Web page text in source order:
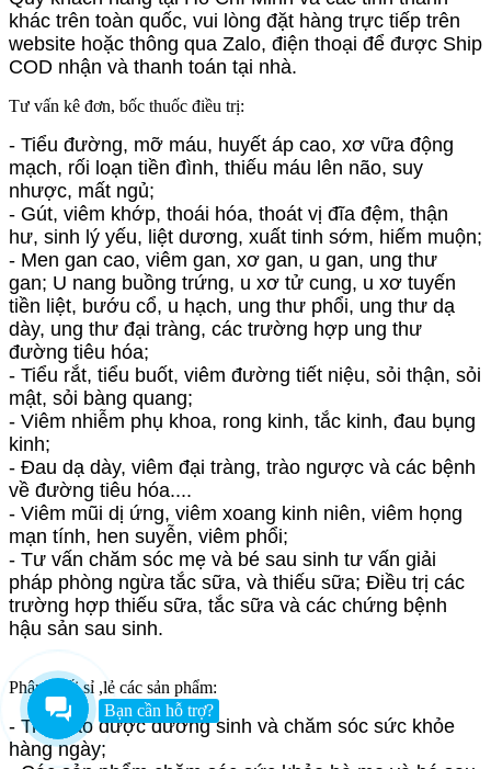
khác trên toàn quốc, vui lòng đặt hàng trực tiếp trên
website hoặc thông qua Zalo, điện thoại để được Ship
COD nhận và thanh toán tại nhà.
Tư vấn kê đơn, bốc thuốc điều trị:
- Tiểu đường, mỡ máu, huyết áp cao, xơ vữa động
mạch, rối loạn tiền đình, thiếu máu lên não, suy
nhược, mất ngủ;
- Gút, viêm khớp, thoái hóa, thoát vị đĩa đệm, thận
hư, sinh lý yếu, liệt dương, xuất tinh sớm, hiếm muộn;
- Men gan cao, viêm gan, xơ gan, u gan, ung thư
gan; U nang buồng trứng, u xơ tử cung, u xơ tuyến
tiền liệt, bướu cổ, u hạch, ung thư phổi, ung thư dạ
dày, ung thư đại tràng, các trường hợp ung thư
đường tiêu hóa;
- Tiểu rắt, tiểu buốt, viêm đường tiết niệu, sỏi thận, sỏi
mật, sỏi bàng quang;
- Viêm nhiễm phụ khoa, rong kinh, tắc kinh, đau bụng
kinh;
- Đau dạ dày, viêm đại tràng, trào ngược và các bệnh
về đường tiêu hóa....
- Viêm mũi dị ứng, viêm xoang kinh niên, viêm họng
mạn tính, hen suyễn, viêm phổi;
- Tư vấn chăm sóc mẹ và bé sau sinh tư vấn giải
pháp phòng ngừa tắc sữa, và thiếu sữa; Điều trị các
trường hợp thiếu sữa, tắc sữa và các chứng bệnh
hậu sản sau sinh.
Phân phối sỉ ,lẻ các sản phẩm:
- Trà thảo dược dưỡng sinh và chăm sóc sức khỏe
hàng ngày;
Bạn cần hỗ trợ?